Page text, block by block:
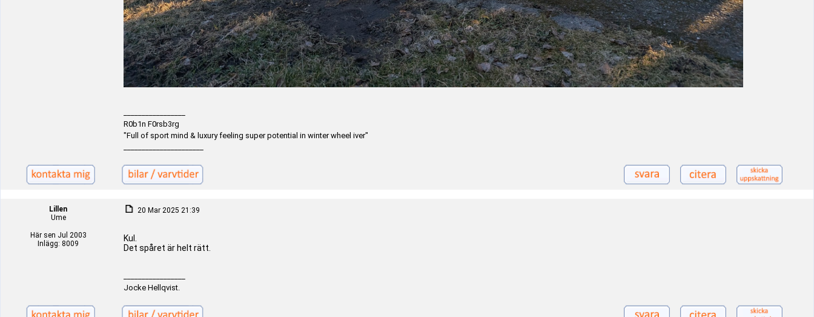
R0b1n F0rsb3rg
"Full of sport mind & luxury feeling super potential in winter wheel iver"
Lillen
Ume
Här sen Jul 2003
Inlägg: 8009
20 Mar 2025 21:39
Kul.
Det spåret är helt rätt.
Jocke Hellqvist.